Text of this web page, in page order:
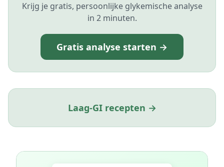
Krijg je gratis, persoonlijke glykemische analyse
in 2 minuten.
Gratis analyse starten →
Laag-GI recepten →